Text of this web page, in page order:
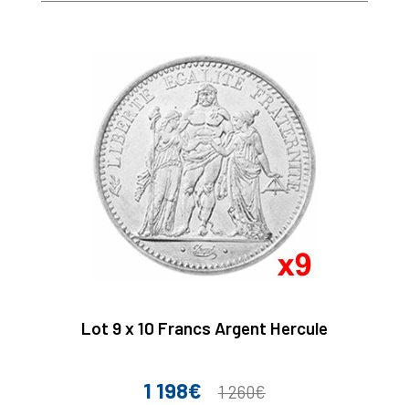
Lot 9 x 10 Francs Argent Hercule
Prix
1 198€
Prix
1 260€